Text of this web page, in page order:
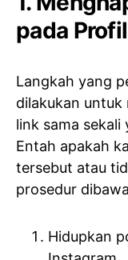
pada Profil
Langkah yang
dilakukan untuk
link sama
Entah apakah
tersebut atau
prosedur
Hidupkan